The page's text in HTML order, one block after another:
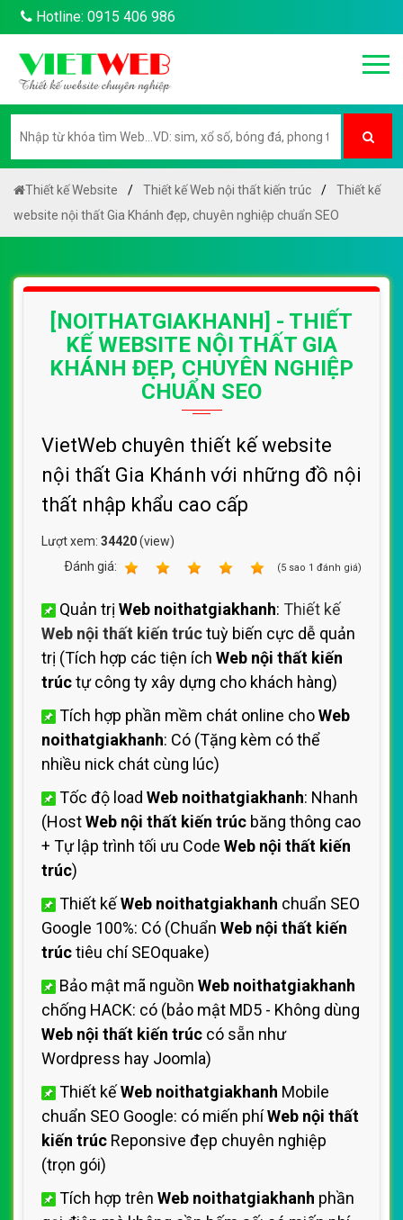
Hotline: 0915 406 986
Thiết kế Website Thiết kế Web nội thất kiến trúc
Thiết kế
website nội thất Gia Khánh đẹp, chuyên nghiệp chuẩn SEO
[NOITHATGIAKHANH] - THIẾT
KẾ WEBSITE NỘI THẤT GIA
KHÁNH ĐẸP, CHUYÊN NGHIỆP
CHUẨN SEO
VietWeb chuyên thiết kế website
nội thất Gia Khánh với những đồ nội
thất nhập khẩu cao cấp
Lượt xem: 34420(view)
Ðánh giá:
(5 sao 1 đánh giá)
Quản trị Web noithatgiakhanh: Thiết kế
Web nội thất kiến trúctuỳ biến cực dễ quản
trị (Tích hợp các tiện ích Web nội thất kiến
trúctự công ty xây dựng cho khách hàng)
Tích hợp phần mềm chát online choWeb
noithatgiakhanh: Có (Tặng kèm có thể
nhiều nick chát cùng lúc)
Tốc độ load Web noithatgiakhanh: Nhanh
(HostWeb nội thất kiến trúc băng thông cao
+ Tự lập trình tối ưu Code Web nội thất kiến
trúc)
Thiết kếWeb noithatgiakhanh chuẩn SEO
Google 100%: Có (Chuẩn Web nội thất kiến
trúctiêu chí SEOquake)
Bảo mật mã nguồn Web noithatgiakhanh
chống HACK: có (bảo mật MD5 - Không dùng
Web nội thất kiến trúc có sẵn như
Wordpress hay Joomla)
Thiết kếWeb noithatgiakhanh Mobile
chuẩn SEO Google: có miến phíWeb nội thất
kiến trúc Reponsive đẹp chuyên nghiệp
(trọn gói)
Tích hợp trên Web noithatgiakhanh phần